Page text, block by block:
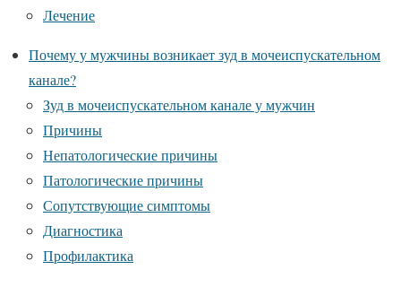
Лечение
Почему у мужчины возникает зуд в мочеиспускательном
канале?
Зуд в мочеиспускательном канале у мужчин
Причины
Непатологические причины
Патологические причины
Сопутствующие симптомы
Диагностика
Профилактика